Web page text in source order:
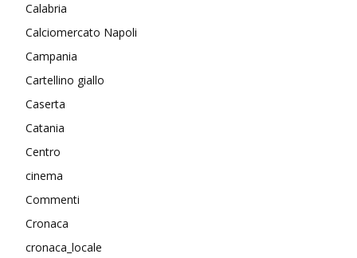
Calabria
Calciomercato Napoli
Campania
Cartellino giallo
Caserta
Catania
Centro
cinema
Commenti
Cronaca
cronaca_locale